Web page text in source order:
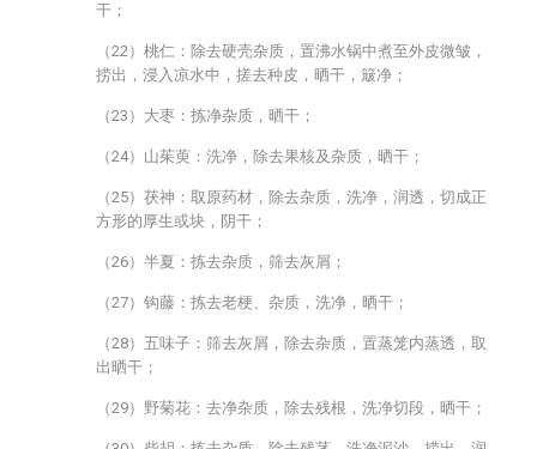
干；
（22）桃仁：除去硬壳杂质，置沸水锅中煮至外皮微皱，
捞出，浸入凉水中，搓去种皮，晒干，簸净；
（23）大枣：拣净杂质，晒干；
（24）山茱萸：洗净，除去果核及杂质，晒干；
（25）茯神：取原药材，除去杂质，洗净，润透，切成正
方形的厚生或块，阴干；
（26）半夏：拣去杂质，筛去灰屑；
（27）钩藤：拣去老梗、杂质，洗净，晒干；
（28）五味子：筛去灰屑，除去杂质，置蒸笼内蒸透，取
出晒干；
（29）野菊花：去净杂质，除去残根，洗净切段，晒干；